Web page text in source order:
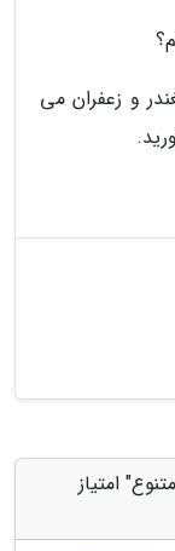
و زعفران می
امتیاز